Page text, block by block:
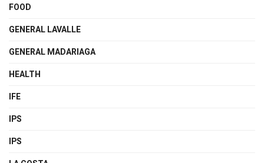
FOOD
GENERAL LAVALLE
GENERAL MADARIAGA
HEALTH
IFE
IPS
IPS